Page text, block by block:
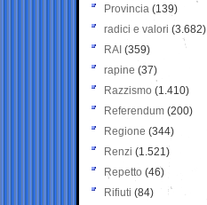
Provincia (139)
radici e valori (3.682)
RAI (359)
rapine (37)
Razzismo (1.410)
Referendum (200)
Regione (344)
Renzi (1.521)
Repetto (46)
Rifiuti (84)